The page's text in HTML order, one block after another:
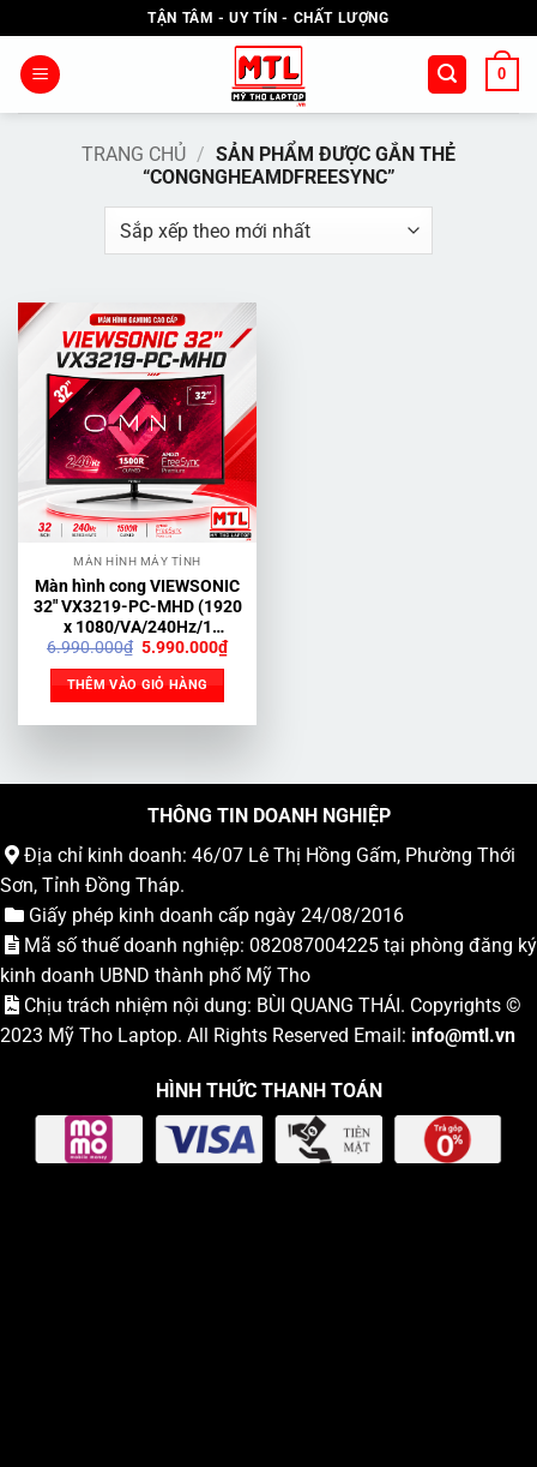
qua
nội
TẬN TÂM - UY TÍN - CHẤT LƯỢNG
0
TRANG CHỦ / SẢN PHẨM ĐƯỢC GẮN THẺ
“CONGNGHEAMDFREESYNC”
MÀN HÌNH MÁY TÍNH
Màn hình cong VIEWSONIC
32″ VX3219-PC-MHD (1920
x 1080/VA/240Hz/1
ms/FreeSync)
6.990.000₫ Giá
là:
6.990.000₫.
5.990.000₫Giá
hiện
THÊM VÀO GIỎ HÀNG
THÔNG TIN DOANH NGHIỆP
Địa chỉ kinh doanh: 46/07 Lê Thị Hồng Gấm, Phường Thới
Sơn, Tỉnh Đồng Tháp.
Giấy phép kinh doanh cấp ngày 24/08/2016
Mã số thuế doanh nghiệp: 082087004225 tại phòng đăng ký
kinh doanh UBND thành phố Mỹ Tho
Chịu trách nhiệm nội dung: BÙI QUANG THÁI. Copyrights ©
2023 Mỹ Tho Laptop. All Rights Reserved Email: info@mtl.vn
HÌNH THỨC THANH TOÁN